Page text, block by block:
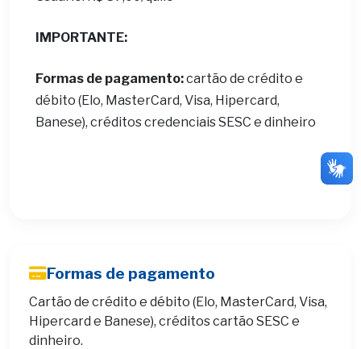
IMPORTANTE:
Formas de pagamento:cartão de crédito e
débito (Elo, MasterCard, Visa, Hipercard,
Banese), créditos credenciais SESC e dinheiro
Formas de pagamento
Cartão de crédito e débito (Elo, MasterCard, Visa,
Hipercard e Banese), créditos cartão SESC e
dinheiro.